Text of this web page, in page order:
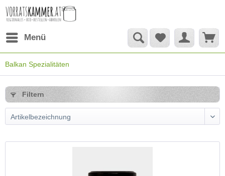
Menü
Balkan Spezialitäten
Filtern